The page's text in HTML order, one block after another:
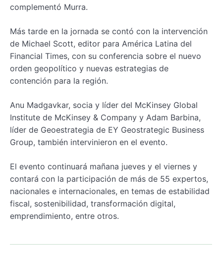
complementó Murra.
Más tarde en la jornada se contó con la intervención
de Michael Scott, editor para América Latina del
Financial Times, con su conferencia sobre el nuevo
orden geopolítico y nuevas estrategias de
contención para la región.
Anu Madgavkar, socia y líder del McKinsey Global
Institute de McKinsey & Company y Adam Barbina,
líder de Geoestrategia de EY Geostrategic Business
Group, también intervinieron en el evento.
El evento continuará mañana jueves y el viernes y
contará con la participación de más de 55 expertos,
nacionales e internacionales, en temas de estabilidad
fiscal, sostenibilidad, transformación digital,
emprendimiento, entre otros.